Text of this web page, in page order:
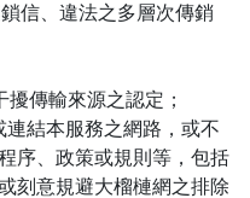
信、違法之多層次傳銷
傳輸來源之認定；
結本服務之網路，或不
序、政策或規則等，包括
刻意規避大榴槤網之排除